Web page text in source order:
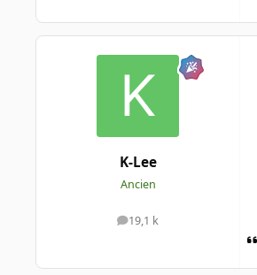
K-Lee
Ancien
19,1 k
messages